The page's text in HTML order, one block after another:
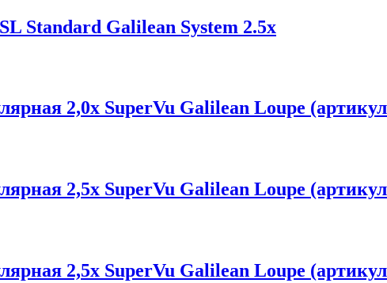
Standard Galilean System 2.5x
2,0х SuperVu Galilean Loupe
2,5х SuperVu Galilean Loupe
2,5х SuperVu Galilean Loupe